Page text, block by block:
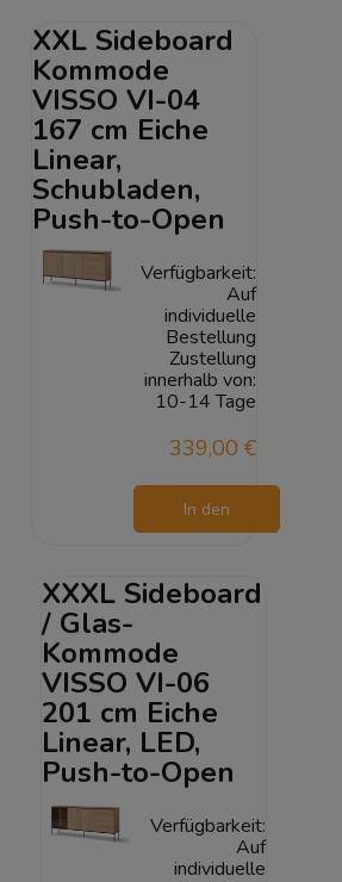
XXL Sideboard
Kommode
VISSO VI-04
167 cm Eiche
Linear,
Schubladen,
Push-to-Open
Verfügbarkeit:
Auf
individuelle
Bestellung
Zustellung
innerhalb von:
10-14 Tage
339,00 €
In den
XXXL Sideboard
/ Glas-
Kommode
VISSO VI-06
201 cm Eiche
Linear, LED,
Push-to-Open
Verfügbarkeit:
Auf
individuelle